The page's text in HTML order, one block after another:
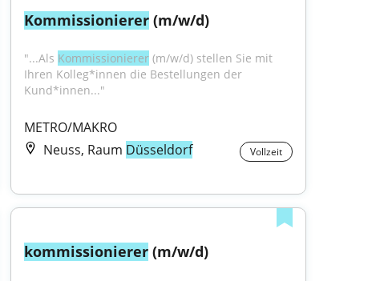
Kommissionierer (m/w/d)
"...Als Kommissionierer (m/w/d) stellen Sie mit
Ihren Kolleg*innen die Bestellungen der
Kund*innen..."
METRO/MAKRO
Neuss, Raum Düsseldorf Vollzeit
kommissionierer (m/w/d)